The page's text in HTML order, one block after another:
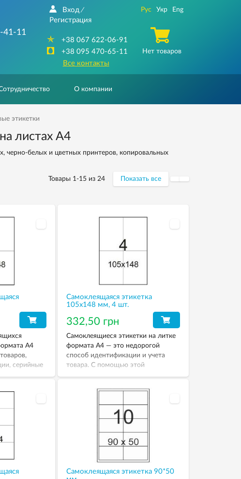
41-11
Вход /
Регистрация
+38 067 622-06-91
+38 095 470-65-11
Все контакты
Рус Укр Eng
Нет товаров
О компании
этикетки
листах А4
черно-белых и цветных принтеров, копировальных
Товары 1-15 из 24 Показать все
А4
серийные
Самоклеящаяся этикетка
105х148 мм, 4 шт.
332,50 грн
Самоклеящиеся этикетки на литке
формата А4 — это недорогой
способ идентификации и учета
товара. С помощью этой
инструкцией, аннотацией,
описанием товара, ценой, весом,
сроком годности продукта, его
составом, реквизитами
предприятия, почтовым адресом,
Самоклеящаяся этикетка 90*50